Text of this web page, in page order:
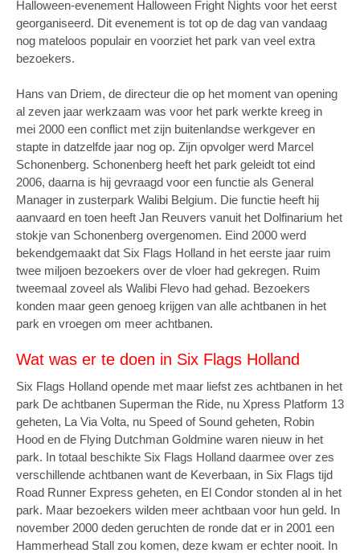
Halloween-evenement Halloween Fright Nights voor het eerst
georganiseerd. Dit evenement is tot op de dag van vandaag
nog mateloos populair en voorziet het park van veel extra
bezoekers.
Hans van Driem, de directeur die op het moment van opening
al zeven jaar werkzaam was voor het park werkte kreeg in
mei 2000 een conflict met zijn buitenlandse werkgever en
stapte in datzelfde jaar nog op. Zijn opvolger werd Marcel
Schonenberg. Schonenberg heeft het park geleidt tot eind
2006, daarna is hij gevraagd voor een functie als General
Manager in zusterpark Walibi Belgium. Die functie heeft hij
aanvaard en toen heeft Jan Reuvers vanuit het Dolfinarium het
stokje van Schonenberg overgenomen. Eind 2000 werd
bekendgemaakt dat Six Flags Holland in het eerste jaar ruim
twee miljoen bezoekers over de vloer had gekregen. Ruim
tweemaal zoveel als Walibi Flevo had gehad. Bezoekers
konden maar geen genoeg krijgen van alle achtbanen in het
park en vroegen om meer achtbanen.
Wat was er te doen in Six Flags Holland
Six Flags Holland opende met maar liefst zes achtbanen in het
park De achtbanen Superman the Ride, nu Xpress Platform 13
geheten, La Via Volta, nu Speed of Sound geheten, Robin
Hood en de Flying Dutchman Goldmine waren nieuw in het
park. In totaal beschikte Six Flags Holland daarmee over zes
verschillende achtbanen want de Keverbaan, in Six Flags tijd
Road Runner Express geheten, en El Condor stonden al in het
park. Maar bezoekers wilden meer achtbaan voor hun geld. In
november 2000 deden geruchten de ronde dat er in 2001 een
Hammerhead Stall zou komen, deze kwam er echter nooit. In